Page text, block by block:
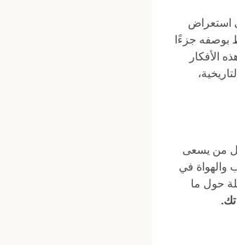
استعراض
بوصفه جزءًا
الأفكار
كل من يسعى
والهواة في
حول ما